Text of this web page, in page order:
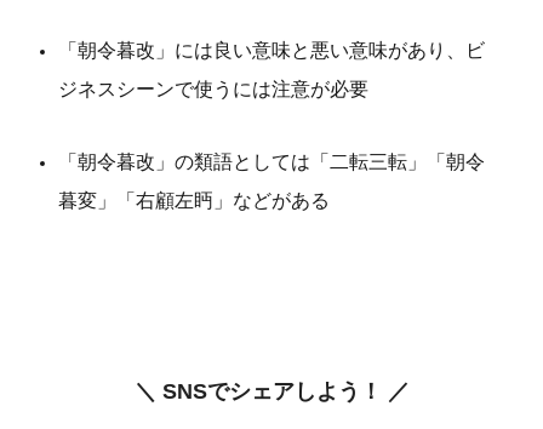
「朝令暮改」には良い意味と悪い意味があり、ビ
ジネスシーンで使うには注意が必要
「朝令暮改」の類語としては「二転三転」「朝令
暮変」「右顧左眄」などがある
＼ SNSでシェアしよう！ ／